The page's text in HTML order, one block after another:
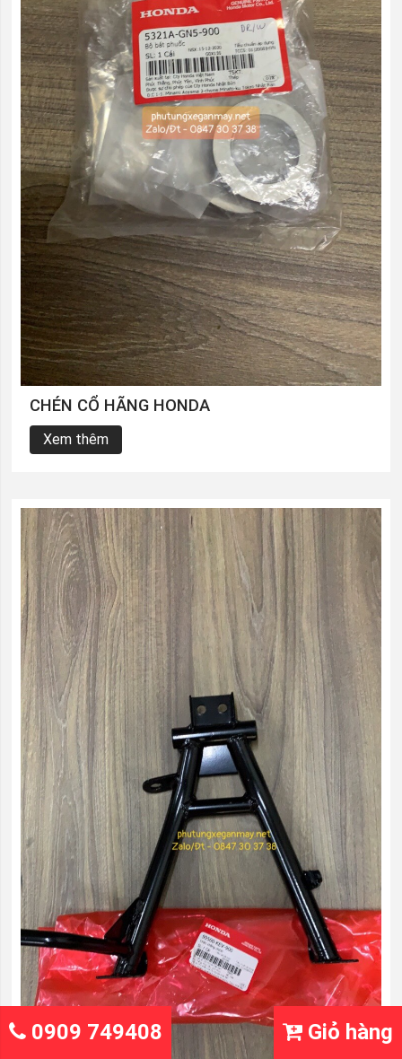
CHÉN CỔ HÃNG HONDA
Xem thêm
0909 749408 Giỏ hàng